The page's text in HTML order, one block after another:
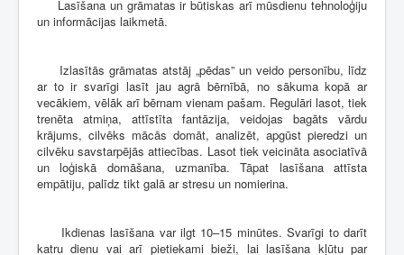
Lasīšana un grāmatas ir būtiskas arī mūsdienu tehnoloģiju
un informācijas laikmetā.
Izlasītās grāmatas atstāj „pēdas” un veido personību, līdz
ar to ir svarīgi lasīt jau agrā bērnībā, no sākuma kopā ar
vecākiem, vēlāk arī bērnam vienam pašam. Regulāri lasot, tiek
trenēta atmiņa, attīstīta fantāzija, veidojas bagāts vārdu
krājums, cilvēks mācās domāt, analizēt, apgūst pieredzi un
cilvēku savstarpējās attiecības. Lasot tiek veicināta asociatīvā
un loģiskā domāšana, uzmanība. Tāpat lasīšana attīsta
empātiju, palīdz tikt galā ar stresu un nomierina.
Ikdienas lasīšana var ilgt 10–15 minūtes. Svarīgi to darīt
katru dienu vai arī pietiekami bieži, lai lasīšana kļūtu par